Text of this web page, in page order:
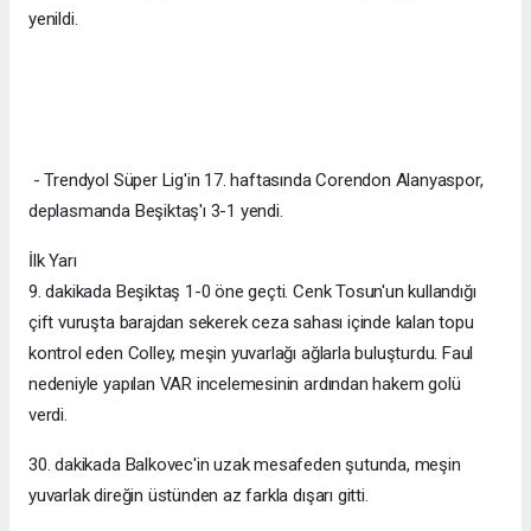
yenildi.
- Trendyol Süper Lig'in 17. haftasında Corendon Alanyaspor,
deplasmanda Beşiktaş'ı 3-1 yendi.
İlk Yarı
9. dakikada Beşiktaş 1-0 öne geçti. Cenk Tosun'un kullandığı
çift vuruşta barajdan sekerek ceza sahası içinde kalan topu
kontrol eden Colley, meşin yuvarlağı ağlarla buluşturdu. Faul
nedeniyle yapılan VAR incelemesinin ardından hakem golü
verdi.
30. dakikada Balkovec'in uzak mesafeden şutunda, meşin
yuvarlak direğin üstünden az farkla dışarı gitti.